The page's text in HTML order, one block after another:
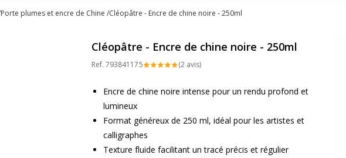
Porte plumes et encre de Chine Cléopâtre - Encre de chine noire - 250ml
Cléopâtre - Encre de chine noire - 250ml
Ref. 793841175 (2 avis)
Encre de chine noire intense pour un rendu profond et
lumineux
Format généreux de 250 ml, idéal pour les artistes et
calligraphes
Texture fluide facilitant un tracé précis et régulier